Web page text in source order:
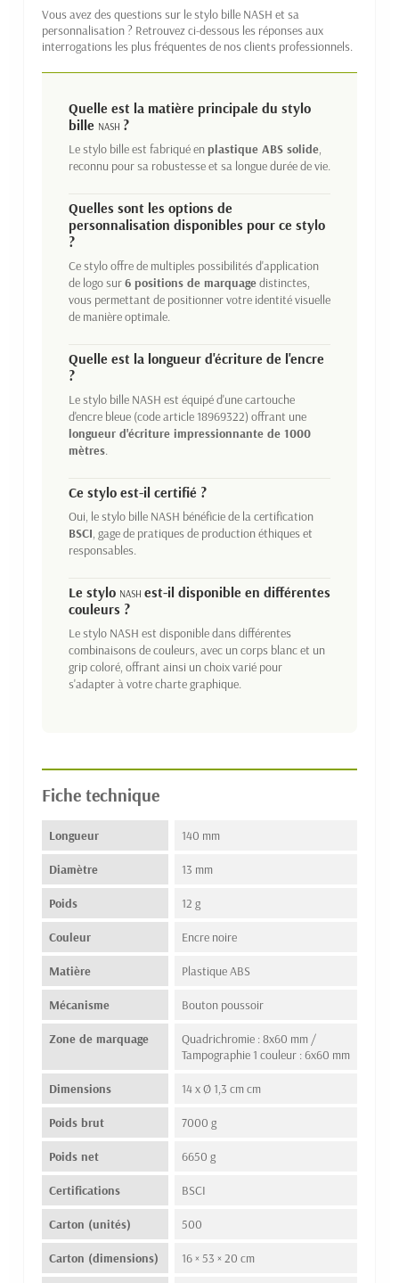
Vous avez des questions sur le stylo bille NASH et sa
personnalisation ? Retrouvez ci-dessous les réponses aux
interrogations les plus fréquentes de nos clients professionnels.
Quelle est la matière principale du stylo
bille NASH ?
Le stylo bille est fabriqué enplastique ABS solide,
reconnu pour sa robustesse et sa longue durée de vie.
Quelles sont les options de
personnalisation disponibles pour ce stylo
?
Ce stylo offre de multiples possibilités d'application
de logo sur6 positions de marquagedistinctes,
vous permettant de positionner votre identité visuelle
de manière optimale.
Quelle est la longueur d'écriture de l'encre
?
Le stylo bille NASH est équipé d'une cartouche
d'encre bleue (code article 18969322) offrant une
longueur d'écriture impressionnante de 1000
mètres.
Ce stylo est-il certifié ?
Oui, le stylo bille NASH bénéficie de la certification
BSCI, gage de pratiques de production éthiques et
responsables.
Le stylo NASH est-il disponible en différentes
couleurs ?
Le stylo NASH est disponible dans différentes
combinaisons de couleurs, avec un corps blanc et un
grip coloré, offrant ainsi un choix varié pour
s'adapter à votre charte graphique.
Fiche technique
Longueur 140 mm
Diamètre 13 mm
Poids 12 g
Couleur Encre noire
Matière Plastique ABS
Mécanisme Bouton poussoir
Zone de marquage
Quadrichromie : 8x60 mm /
Tampographie 1 couleur : 6x60 mm
Dimensions 14 x Ø 1,3 cm cm
Poids brut 7000 g
Poids net 6650 g
Certifications BSCI
Carton (unités) 500
Carton (dimensions) 16 × 53 × 20 cm